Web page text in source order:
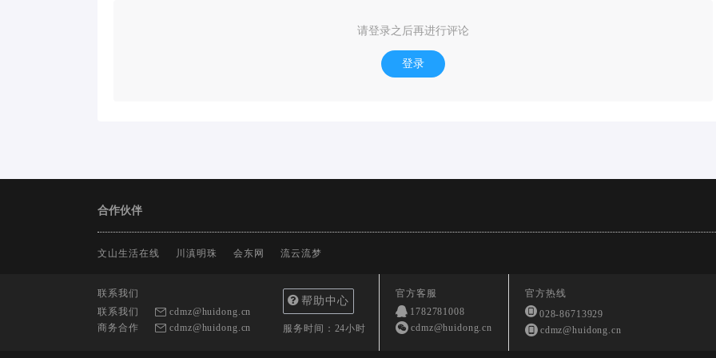
请登录之后再进行评论
登录
合作伙伴
文山生活在线 川滇明珠 会东网 流云流梦
联系我们
联系我们
cdmz@huidong.cn
商务合作
cdmz@huidong.cn
帮助中心
服务时间：24小时
官方客服
1782781008
cdmz@huidong.cn
官方热线
028-86713929
cdmz@huidong.cn